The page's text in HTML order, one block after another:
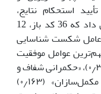
استحکام نتایج،
استفاده شد. نتایج در بخش کیفی نشان داد که 36 کد باز، 12
زیرمضمون و نهایتاً ۶ عامل موفقیت و ۶ عامل شکست شناسایی
عوامل موفقیت
به‌ترتیب «اثرات شبکه‌ای مثبت» (وزن ۰٫۳۸۲)، «حکمرانی شفاف و
منصفانه» (۰٫۲۴۵) و «مدیریت مؤثر مکمل‌سازان» (۰٫۱۶۳)